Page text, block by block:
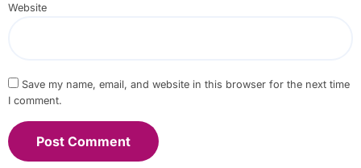
Website
Save my name, email, and website in this browser for the next time
I comment.